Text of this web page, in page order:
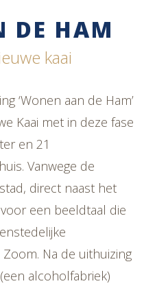
DE HAM
kaai
‘Wonen aan de Ham’
Kaai met in deze fase
en 21
Vanwege de
direct naast het
een beeldtaal die
Na de uithuizing
alcoholfabriek)